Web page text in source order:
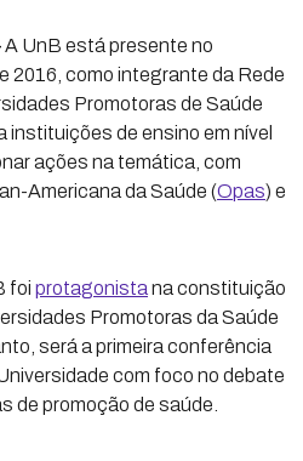
A UnB está presente no
2016, como integrante da Rede
Promotoras de Saúde
instituições de ensino em nível
ações na temática, com
Americana da Saúde (Opas) e
foi protagonista na constituição
Promotoras da Saúde
será a primeira conferência
com foco no debate
de promoção de saúde.